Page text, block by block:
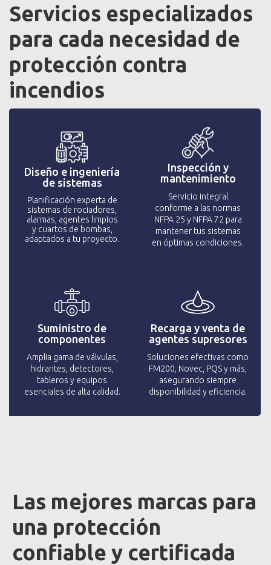
Servicios especializados
para cada necesidad de
protección contra
incendios
Diseño e ingeniería
de sistemas
Planificación experta de
sistemas de rociadores,
alarmas, agentes limpios
y cuartos de bombas,
adaptados a tu proyecto.
Inspección y
mantenimiento
Servicio integral
conforme a las normas
NFPA 25 y NFPA 72 para
mantener tus sistemas
en óptimas condiciones.
Suministro de
componentes
Amplia gama de válvulas,
hidrantes, detectores,
tableros y equipos
esenciales de alta calidad.
Recarga y venta de
agentes supresores
Soluciones efectivas como
FM200, Novec, PQS y más,
asegurando siempre
disponibilidad y eficiencia.
Las mejores marcas para
una protección
confiable y certificada